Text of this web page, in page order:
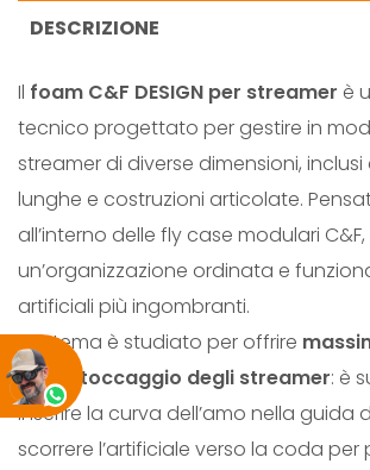
E
S
Y
S
T
E
M
F
O
A
M
L
DESCRIZIONE
Il foam C&F DESIGN per streamer è
tecnico progettato per gestire in
streamer di diverse dimensioni,
lunghe e costruzioni articolate.
all’interno delle fly case modulari
un’organizzazione ordinata e
artificiali più ingombranti.
Il sistema è studiato per offrire
nello stoccaggio degli streamer: è
inserire la curva dell’amo nella guida
scorrere l’artificiale verso la coda per